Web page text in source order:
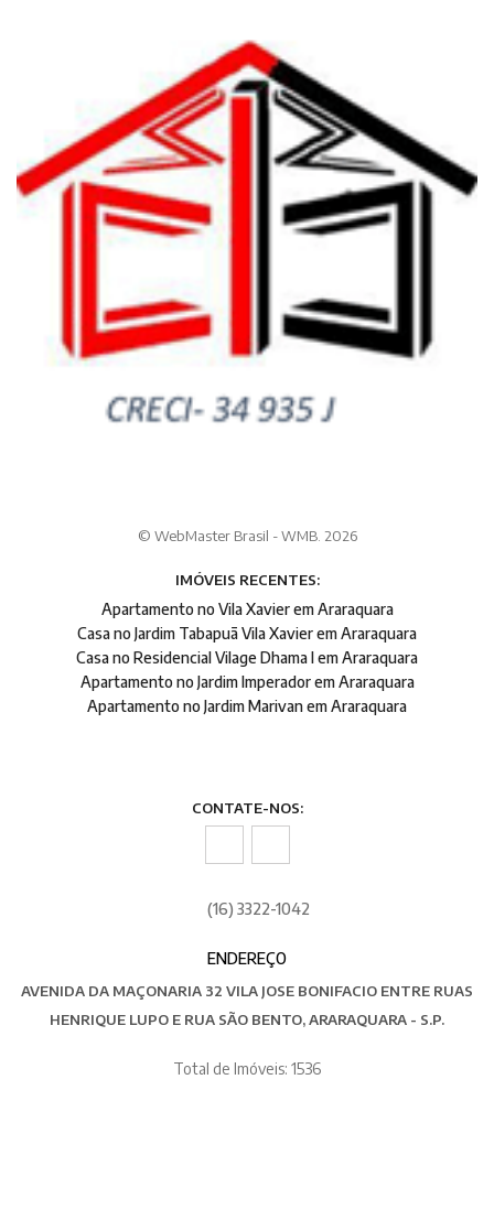
© WebMaster Brasil - WMB. 2026
IMÓVEIS RECENTES:
Apartamento no Vila Xavier em Araraquara
Casa no Jardim Tabapuã Vila Xavier em Araraquara
Casa no Residencial Vilage Dhama I em Araraquara
Apartamento no Jardim Imperador em Araraquara
Apartamento no Jardim Marivan em Araraquara
CONTATE-NOS:
(16) 3322-1042
ENDEREÇO
AVENIDA DA MAÇONARIA 32 VILA JOSE BONIFACIO ENTRE RUAS
HENRIQUE LUPO E RUA SÃO BENTO, ARARAQUARA - S.P.
Total de Imóveis: 1536